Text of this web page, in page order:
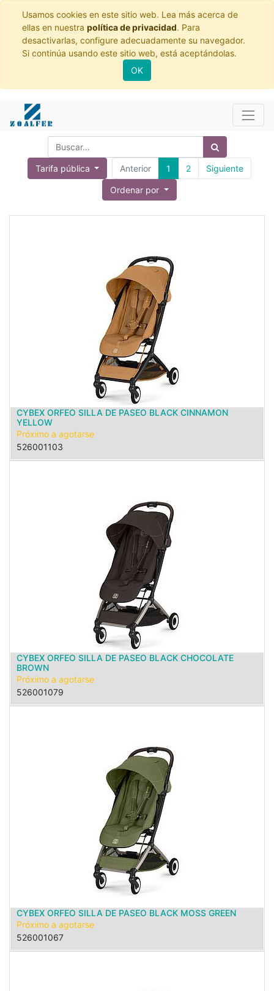
Usamos cookies en este sitio web. Lea más acerca de
ellas en nuestra política de privacidad. Para
desactivarlas, configure adecuadamente su navegador.
Si continúa usando este sitio web, está aceptándolas.
OK
Tarifa pública Anterior 1 2 Siguiente
Ordenar por
CYBEX ORFEO SILLA DE PASEO BLACK CINNAMON
YELLOW
Próximo a agotarse
526001103
CYBEX ORFEO SILLA DE PASEO BLACK CHOCOLATE
BROWN
Próximo a agotarse
526001079
CYBEX ORFEO SILLA DE PASEO BLACK MOSS GREEN
Próximo a agotarse
526001067